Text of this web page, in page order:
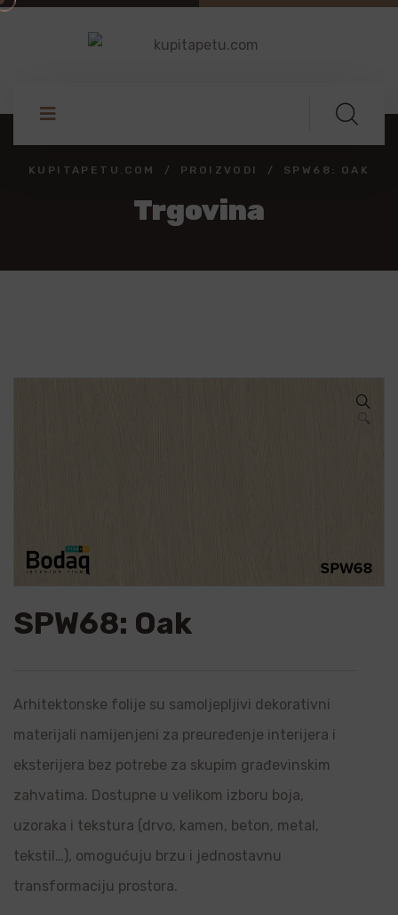
KUPITAPETU.COM PROIZVODI SPW68: OAK
Trgovina
🔍
SPW68: Oak
Arhitektonske folije su samoljepljivi dekorativni
materijali namijenjeni za preuređenje interijera i
eksterijera bez potrebe za skupim građevinskim
zahvatima. Dostupne u velikom izboru boja,
uzoraka i tekstura (drvo, kamen, beton, metal,
tekstil…), omogućuju brzu i jednostavnu
transformaciju prostora.